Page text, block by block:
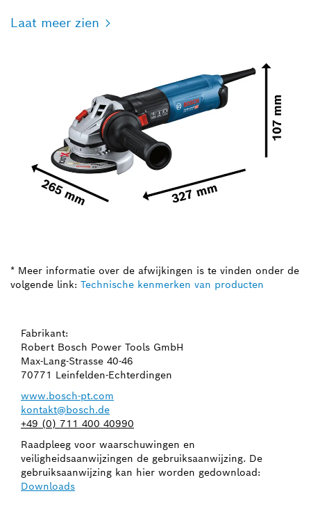
Laat meer zien
* Meer informatie over de afwijkingen is te vinden onder de
volgende link: Technische kenmerken van producten
Fabrikant:
Robert Bosch Power Tools GmbH
Max-Lang-Strasse 40-46
70771 Leinfelden-Echterdingen
www.bosch-pt.com
kontakt@bosch.de
+49 (0) 711 400 40990
Raadpleeg voor waarschuwingen en
veiligheidsaanwijzingen de gebruiksaanwijzing. De
gebruiksaanwijzing kan hier worden gedownload:
Downloads